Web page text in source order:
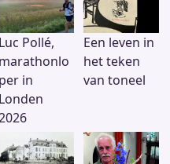
Luc Pollé,
marathonlo
per in
Londen
Een leven in
het teken
van toneel